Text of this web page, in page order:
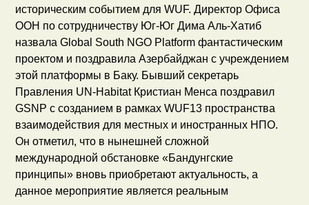
историческим событием для WUF. Директор Офиса
ООН по сотрудничеству Юг-Юг Дима Аль-Хатиб
назвала Global South NGO Platform фантастическим
проектом и поздравила Азербайджан с учреждением
этой платформы в Баку. Бывший секретарь
Правления UN-Habitat Кристиан Менса поздравил
GSNP с созданием в рамках WUF13 пространства
взаимодействия для местных и иностранных НПО.
Он отметил, что в нынешней сложной
международной обстановке «Бандунгские
принципы» вновь приобретают актуальность, а
данное мероприятие является реальным